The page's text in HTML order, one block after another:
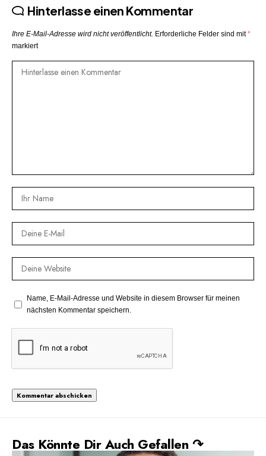
Hinterlasse einen Kommentar
Ihre E-Mail-Adresse wird nicht veröffentlicht. Erforderliche Felder sind mit*
markiert
Name, E-Mail-Adresse und Website in diesem Browser für meinen
nächsten Kommentar speichern.
Das Könnte Dir Auch Gefallen ↷